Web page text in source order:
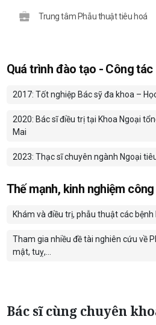
Trung tâm Phẫu thuật tiêu hoá
Quá trình đào tạo - Công tác
2017: Tốt nghiệp Bác sỹ đa khoa –
2020: Bác sĩ điều trị tại Khoa Ngoại
Mai
2023: Thạc sĩ chuyên ngành Ngoại
Thế mạnh, kinh nghiệm
Khám và điều trị, phẫu thuật các
Tham gia nhiều đề tài nghiên cứu về
mật, tuỵ,...
Bác sĩ cùng chuyên